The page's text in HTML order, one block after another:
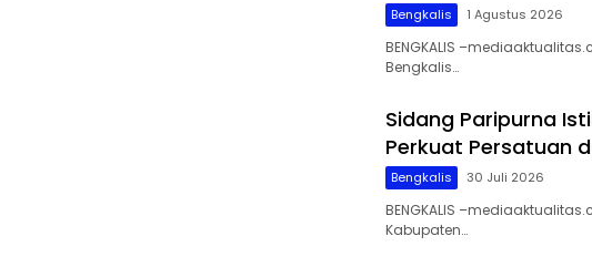
Bengkalis 1 Agustus 2026
BENGKALIS
Bengkalis…
Sidang Paripurna
Perkuat Persatuan
Bengkalis 30 Juli 2026
BENGKALIS
Kabupaten…